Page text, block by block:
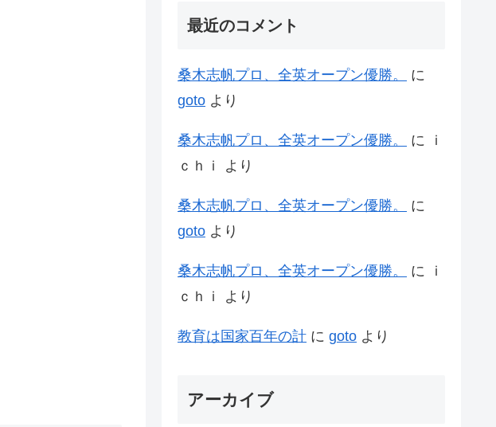
最近のコメント
桑木志帆プロ、全英オープン優勝。
に
goto より
桑木志帆プロ、全英オープン優勝。 に
ｉ
ｃｈｉ
より
桑木志帆プロ、全英オープン優勝。
に
goto より
桑木志帆プロ、全英オープン優勝。 に
ｉ
ｃｈｉ
より
教育は国家百年の計 に goto より
アーカイブ